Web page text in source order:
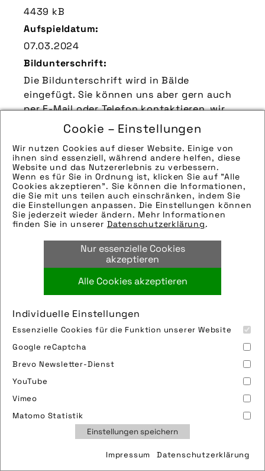
Cookie – Einstellungen
Wir nutzen Cookies auf dieser Website. Einige von
ihnen sind essenziell, während andere helfen, diese
Website und das Nutzererlebnis zu verbessern.
Wenn es für Sie in Ordnung ist, klicken Sie auf "Alle
Cookies akzeptieren". Sie können die Informationen,
die Sie mit uns teilen auch einschränken, indem Sie
die Einstellungen anpassen. Die Einstellungen können
Sie jederzeit wieder ändern. Mehr Informationen
finden Sie in unserer Datenschutzerklärung.
Nur essenzielle Cookies
akzeptieren
Alle Cookies akzeptieren
Individuelle Einstellungen
Essenzielle Cookies für die Funktion unserer Website
Google reCaptcha
Brevo Newsletter-Dienst
YouTube
Vimeo
Matomo Statistik
Einstellungen speichern
Impressum Datenschutzerklärung
4439 kB
Aufspieldatum:
07.03.2024
Bildunterschrift:
Die Bildunterschrift wird in Bälde
eingefügt. Sie können uns aber gern auch
per E-Mail oder Telefon kontaktieren, wir
helfen gerne weiter.
Quelle/Source [´www.orbea.com /
pressedienst-fahrrad´]
Technik-Info:
Modell: Diem
Hersteller: Orbea
e-mtb, motor,orbea,pedelec
Bild downloaden
Nutzungsbedingungen
Datenschutz
Cookies